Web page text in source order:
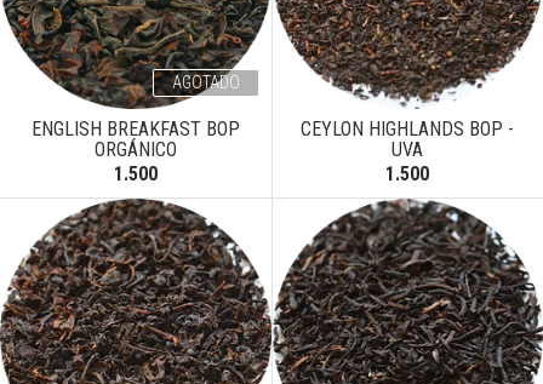
AGOTADO
ENGLISH BREAKFAST BOP
ORGÁNICO
1.500
CEYLON HIGHLANDS BOP -
UVA
1.500